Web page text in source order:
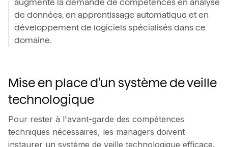
augmenté la demande de compétences en analyse
de données, en apprentissage automatique et en
développement de logiciels spécialisés dans ce
domaine.
Mise en place d'un système de veille
technologique
Pour rester à l'avant-garde des compétences
techniques nécessaires, les managers doivent
instaurer un système de veille technologique efficace.